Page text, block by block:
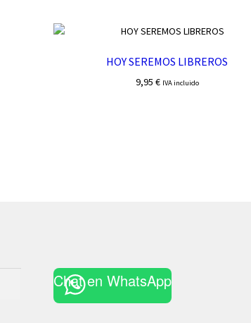
HOY SEREMOS LIBREROS
9,95 € IVA incluido
Chat en WhatsApp